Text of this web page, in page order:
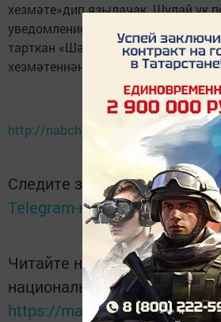
хезмәте»дип язылачак. Шулай ук
уведомлениеләр алуның
тарткан «Шәхси кабинет»
хезмәтеннән җибәрелгән хатны
http://nabchelny.ru/news/33574
Следите за самым важным
Telegram-каналеТатмедиа
Читайте новости
национальном
https://max.ru/tatmedia